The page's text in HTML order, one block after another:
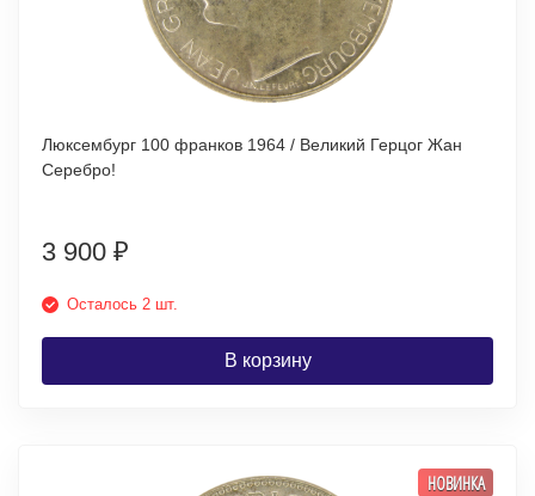
Люксембург 100 франков 1964 / Великий Герцог Жан
Серебро!
3 900 ₽
Осталось 2 шт.
В корзину
НОВИНКА